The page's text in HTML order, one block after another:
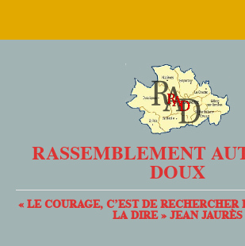
RASSEMBLEMENT
DOUX
« LE COURAGE, C’EST DE
LA DIRE » JEAN JAURÈS